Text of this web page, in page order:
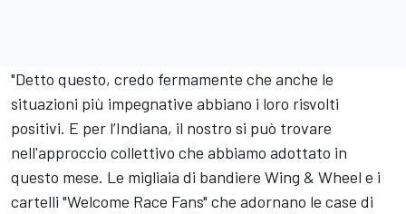
"Detto questo, credo fermamente che anche le
situazioni più impegnative abbiano i loro risvolti
positivi. E per l’Indiana, il nostro si può trovare
nell'approccio collettivo che abbiamo adottato in
questo mese. Le migliaia di bandiere Wing & Wheel e i
cartelli "Welcome Race Fans" che adornano le case di